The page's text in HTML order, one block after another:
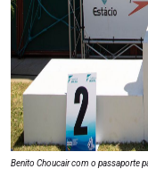
Benito Choucair com o passaporte